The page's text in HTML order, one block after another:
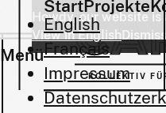
KOLLEKTIV
Menü
StartProjekte
English
Français
Impressum
Howdy, our website
View in EnglishDismiss